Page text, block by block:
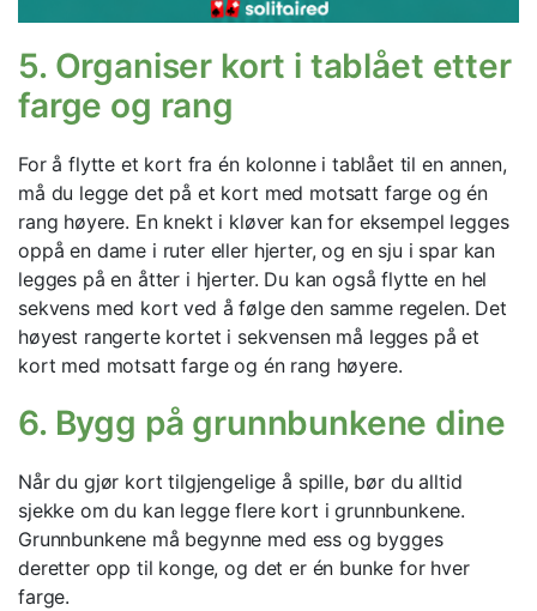
5. Organiser kort i tablået etter
farge og rang
For å flytte et kort fra én kolonne i tablået til en annen,
må du legge det på et kort med motsatt farge og én
rang høyere. En knekt i kløver kan for eksempel legges
oppå en dame i ruter eller hjerter, og en sju i spar kan
legges på en åtter i hjerter. Du kan også flytte en hel
sekvens med kort ved å følge den samme regelen. Det
høyest rangerte kortet i sekvensen må legges på et
kort med motsatt farge og én rang høyere.
6. Bygg på grunnbunkene dine
Når du gjør kort tilgjengelige å spille, bør du alltid
sjekke om du kan legge flere kort i grunnbunkene.
Grunnbunkene må begynne med ess og bygges
deretter opp til konge, og det er én bunke for hver
farge.